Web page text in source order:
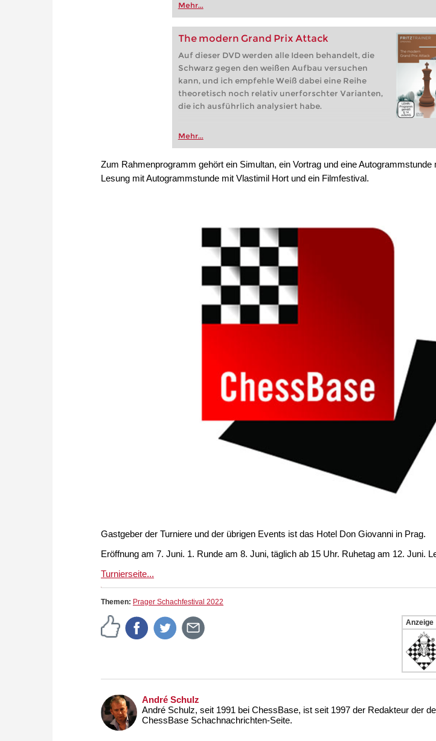
Mehr...
The modern Grand Prix Attack
Auf dieser DVD werden alle Ideen behandelt, die
Schwarz gegen den weißen Aufbau versuchen
kann, und ich empfehle Weiß dabei eine Reihe
theoretisch noch relativ unerforschter Varianten,
die ich ausführlich analysiert habe.
Mehr...
Zum Rahmenprogramm gehört ein Simultan, ein Vortrag und eine Autogrammstunde
Lesung mit Autogrammstunde mit Vlastimil Hort und ein Filmfestival.
Gastgeber der Turniere und der übrigen Events ist das Hotel Don Giovanni in Prag.
Eröffnung am 7. Juni. 1. Runde am 8. Juni, täglich ab 15 Uhr. Ruhetag am 12. Juni.
Turnierseite...
Themen: Prager Schachfestival 2022
Anzeige
André Schulz
André Schulz, seit 1991 bei ChessBase, ist seit 1997 der Redakteur der
ChessBase Schachnachrichten-Seite.